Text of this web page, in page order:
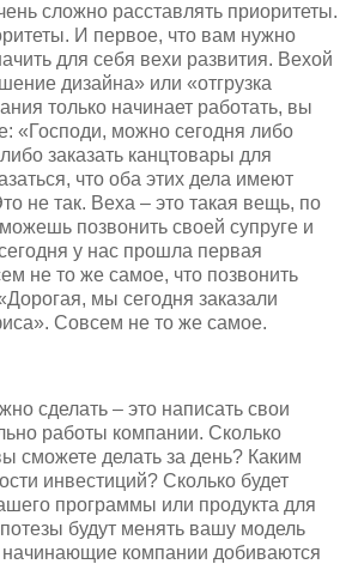
сложно расставлять приоритеты.
И первое, что вам нужно
для себя вехи развития. Вехой
дизайна» или «отгрузка
только начинает работать, вы
«Господи, можно сегодня либо
заказать канцтовары для
что оба этих дела имеют
не так. Веха – это такая вещь, по
позвонить своей супруге и
у нас прошла первая
не то же самое, что позвонить
мы сегодня заказали
Совсем не то же самое.
сделать – это написать свои
работы компании. Сколько
сможете делать за день? Каким
инвестиций? Сколько будет
программы или продукта для
будут менять вашу модель
компании добиваются